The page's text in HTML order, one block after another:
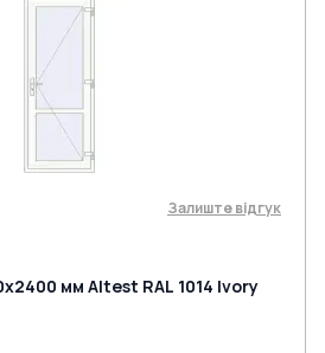
Залиште відгук
мм Altest RAL 1014 Ivory